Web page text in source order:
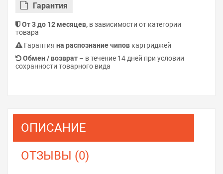
Гарантия
От 3 до 12 месяцев, в зависимости от категории
товара
Гарантия на распознание чипов картриджей
Обмен / возврат – в течение 14 дней при условии
сохранности товарного вида
ОПИСАНИЕ
ОТЗЫВЫ (0)